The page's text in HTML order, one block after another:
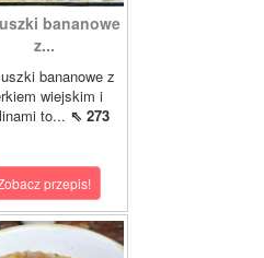
bananowe
z...
bananowe z
wiejskim i
to... ⇖ 273
przepis!